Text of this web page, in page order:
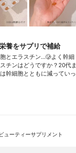
養をサプリで補給
とエラスチン…🥲よく幹細
チンはどうですか？20代ま
幹細胞とともに減っていっ
ューティーサプリメント